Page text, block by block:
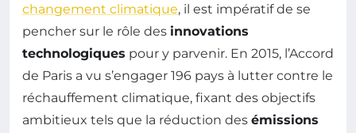
changement climatique, il est impératif de se
pencher sur le rôle des innovations
technologiques pour y parvenir. En 2015, l’Accord
de Paris a vu s’engager 196 pays à lutter contre le
réchauffement climatique, fixant des objectifs
ambitieux tels que la réduction des émissions